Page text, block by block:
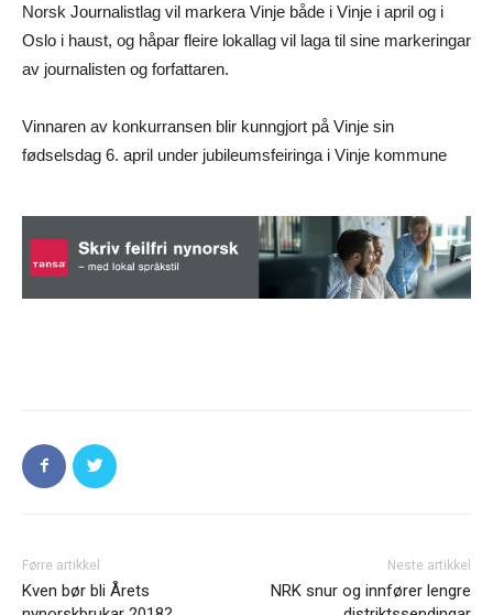
Norsk Journalistlag vil markera Vinje både i Vinje i april og i
Oslo i haust, og håpar fleire lokallag vil laga til sine markeringar
av journalisten og forfattaren.
Vinnaren av konkurransen blir kunngjort på Vinje sin
fødselsdag 6. april under jubileumsfeiringa i Vinje kommune
Førre artikkel
Kven bør bli Årets
Neste artikkel
NRK snur og innfører lengre